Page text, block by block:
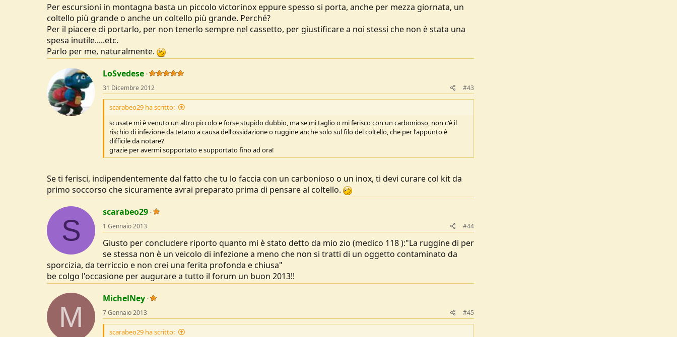
Per escursioni in montagna basta un piccolo victorinox eppure spesso si porta, anche per mezza giornata, un
coltello più grande o anche un coltello più grande. Perché?
Per il piacere di portarlo, per non tenerlo sempre nel cassetto, per giustificare a noi stessi che non è stata una
spesa inutile.....etc.
Parlo per me, naturalmente.
LoSvedese
31 Dicembre 2012 #43
scarabeo29 ha scritto:
scusate mi è venuto un altro piccolo e forse stupido dubbio, ma se mi taglio o mi ferisco con un carbonioso, non c'è il
rischio di infezione da tetano a causa dell'ossidazione o ruggine anche solo sul filo del coltello, che per l'appunto è
difficile da notare?
grazie per avermi sopportato e supportato fino ad ora!
Se ti ferisci, indipendentemente dal fatto che tu lo faccia con un carbonioso o un inox, ti devi curare col kit da
primo soccorso che sicuramente avrai preparato prima di pensare al coltello.
S
scarabeo29
1 Gennaio 2013 #44
Giusto per concludere riporto quanto mi è stato detto da mio zio (medico 118 ):"La ruggine di per
se stessa non è un veicolo di infezione a meno che non si tratti di un oggetto contaminato da
sporcizia, da terriccio e non crei una ferita profonda e chiusa"
be colgo l'occasione per augurare a tutto il forum un buon 2013!!
M
MichelNey
7 Gennaio 2013 #45
scarabeo29 ha scritto: